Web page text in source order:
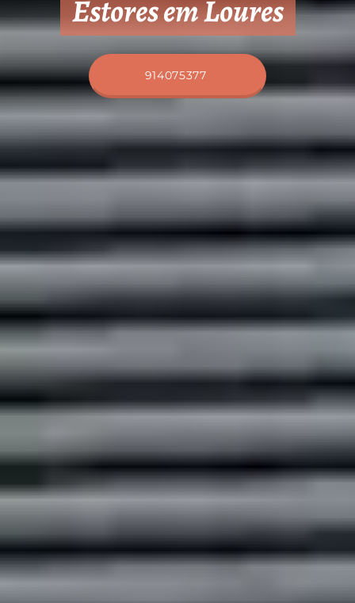
Estores em Loures
914075377